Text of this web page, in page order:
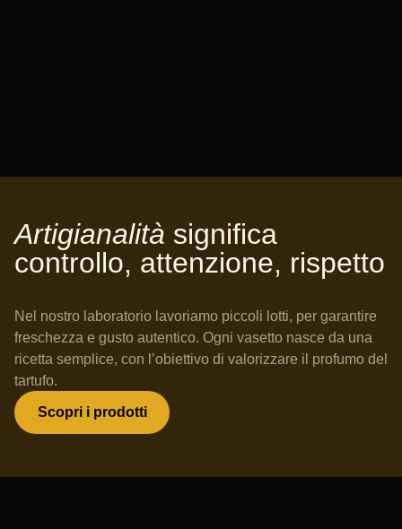
Artigianalità significa
controllo, attenzione, rispetto
Nel nostro laboratorio lavoriamo piccoli lotti, per garantire
freschezza e gusto autentico. Ogni vasetto nasce da una
ricetta semplice, con l’obiettivo di valorizzare il profumo del
tartufo.
Scopri i prodotti